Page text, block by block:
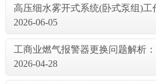
高压细水雾开式系统(卧式泵组)
2026-06-05
工商业燃气报警器更换问题解析
2026-04-28